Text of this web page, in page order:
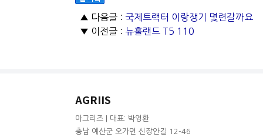
▲ 다음글 : 국제트랙터 이랑쟁기 몇련갈까요
▼ 이전글 : 뉴홀랜드 T5 110
AGRIIS
아그리즈 | 대표: 박영환
충남 예산군 오가면 신장안길 12-46